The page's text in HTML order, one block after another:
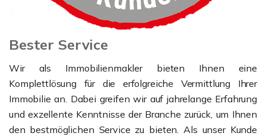
Bester Service
Wir als Immobilienmakler bieten Ihnen eine
Komplettlösung für die erfolgreiche Vermittlung Ihrer
Immobilie an. Dabei greifen wir auf jahrelange Erfahrung
und exzellente Kenntnisse der Branche zurück, um Ihnen
den bestmöglichen Service zu bieten. Als unser Kunde